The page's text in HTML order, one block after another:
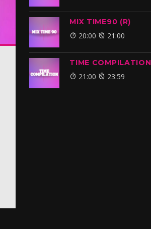
MIX TIME90 (R)
20:00 21:00
TIME COMPILATION
21:00 23:59